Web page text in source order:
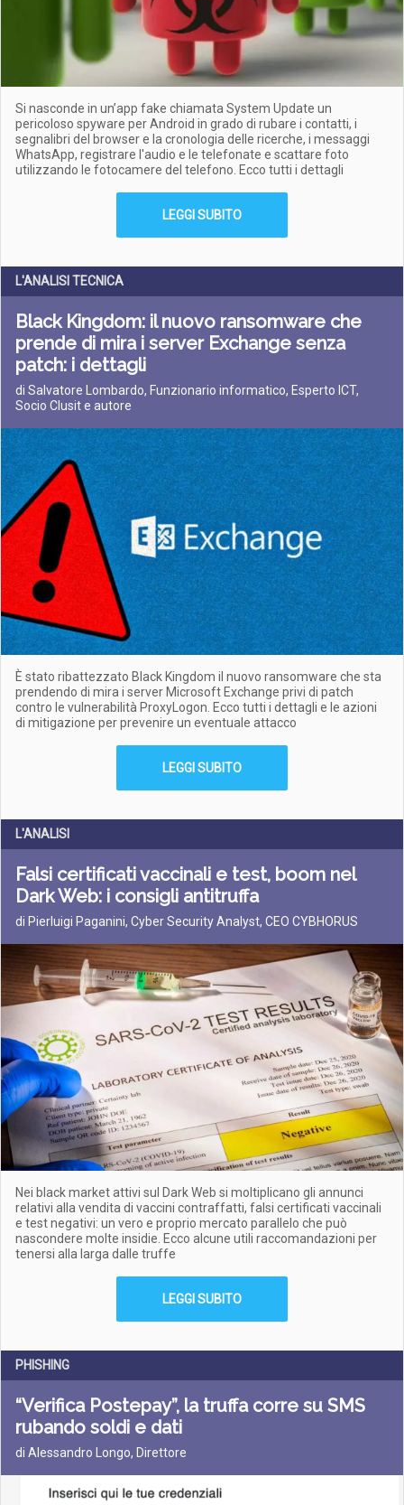
Si nasconde in un’app fake chiamata System Update un
pericoloso spyware per Android in grado di rubare i contatti, i
segnalibri del browser e la cronologia delle ricerche, i messaggi
WhatsApp, registrare l'audio e le telefonate e scattare foto
utilizzando le fotocamere del telefono. Ecco tutti i dettagli
LEGGI SUBITO
L'ANALISI TECNICA
Black Kingdom: il nuovo ransomware che
prende di mira i server Exchange senza
patch: i dettagli
di Salvatore Lombardo, Funzionario informatico, Esperto ICT,
Socio Clusit e autore
È stato ribattezzato Black Kingdom il nuovo ransomware che sta
prendendo di mira i server Microsoft Exchange privi di patch
contro le vulnerabilità ProxyLogon. Ecco tutti i dettagli e le azioni
di mitigazione per prevenire un eventuale attacco
LEGGI SUBITO
L'ANALISI
Falsi certificati vaccinali e test, boom nel
Dark Web: i consigli antitruffa
di Pierluigi Paganini, Cyber Security Analyst, CEO CYBHORUS
Nei black market attivi sul Dark Web si moltiplicano gli annunci
relativi alla vendita di vaccini contraffatti, falsi certificati vaccinali
e test negativi: un vero e proprio mercato parallelo che può
nascondere molte insidie. Ecco alcune utili raccomandazioni per
tenersi alla larga dalle truffe
LEGGI SUBITO
PHISHING
“Verifica Postepay”, la truffa corre su SMS
rubando soldi e dati
di Alessandro Longo, Direttore